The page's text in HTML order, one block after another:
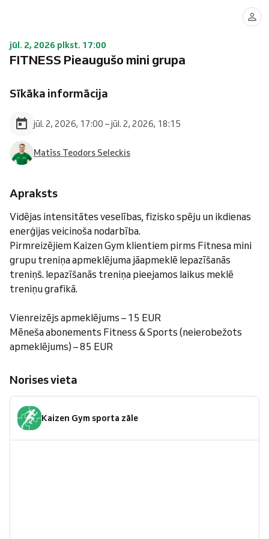
jūl. 2, 2026 plkst. 17:00
FITNESS Pieaugušo mini grupa
Sīkāka informācija
jūl. 2, 2026, 17:00 – jūl. 2, 2026, 18:15
Matīss Teodors Seleckis
Apraksts
Vidējas intensitātes veselības, fizisko spēju un ikdienas
enerģijas veicinoša nodarbība.
Pirmreizējiem Kaizen Gym klientiem pirms Fitnesa mini
grupu treniņa apmeklējuma jāapmeklē Iepazīšanās
treniņš. Iepazīšanās treniņa pieejamos laikus meklē
treniņu grafikā.
Vienreizējs apmeklējums – 15 EUR
Mēneša abonements Fitness & Sports (neierobežots
apmeklējums) – 85 EUR
Norises vieta
Kaizen Gym sporta zāle